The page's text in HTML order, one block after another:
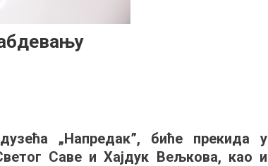
„Напредак”, биће прекида у
Саве и Хајдук Вељкова, као и